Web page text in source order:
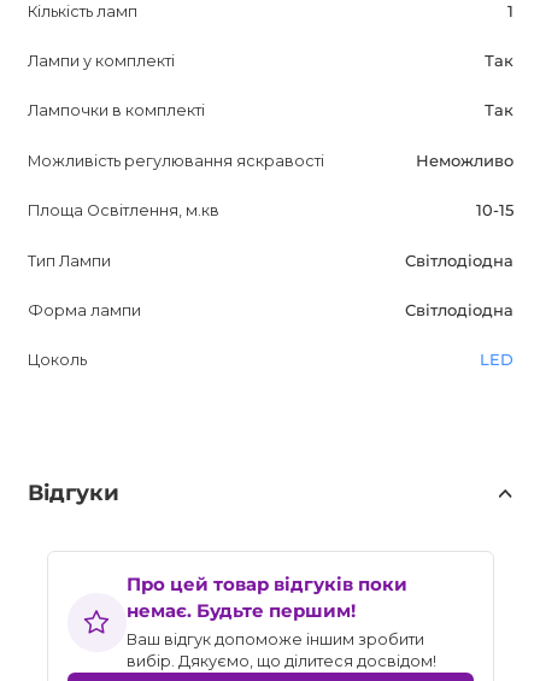
Кількість ламп 1
Лампи у комплекті Так
Лампочки в комплекті Так
Можливість регулювання яскравості Неможливо
Площа Освітлення, м.кв 10-15
Тип Лампи Світлодіодна
Форма лампи Світлодіодна
Цоколь LED
Відгуки
Про цей товар відгуків поки
немає. Будьте першим!
Ваш відгук допоможе іншим зробити
вибір. Дякуємо, що ділитеся досвідом!